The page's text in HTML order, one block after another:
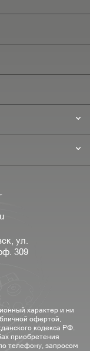
ул.
309
характер и ни
офертой,
кодекса РФ.
приобретения
телефону, запросом